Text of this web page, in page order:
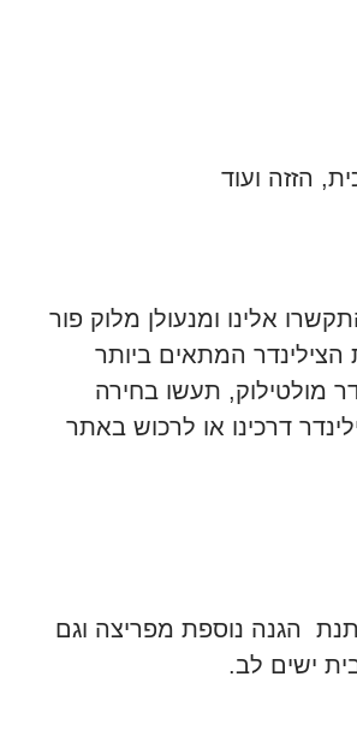
הזזה ועוד
אלינו ומנעולן מלוק פור
הצילינדר המתאים ביותר
מולטילוק, תעשו בחירה
דרכינו או לרכוש באתר
הגנה נוספת מפריצה וגם
ישים לב.